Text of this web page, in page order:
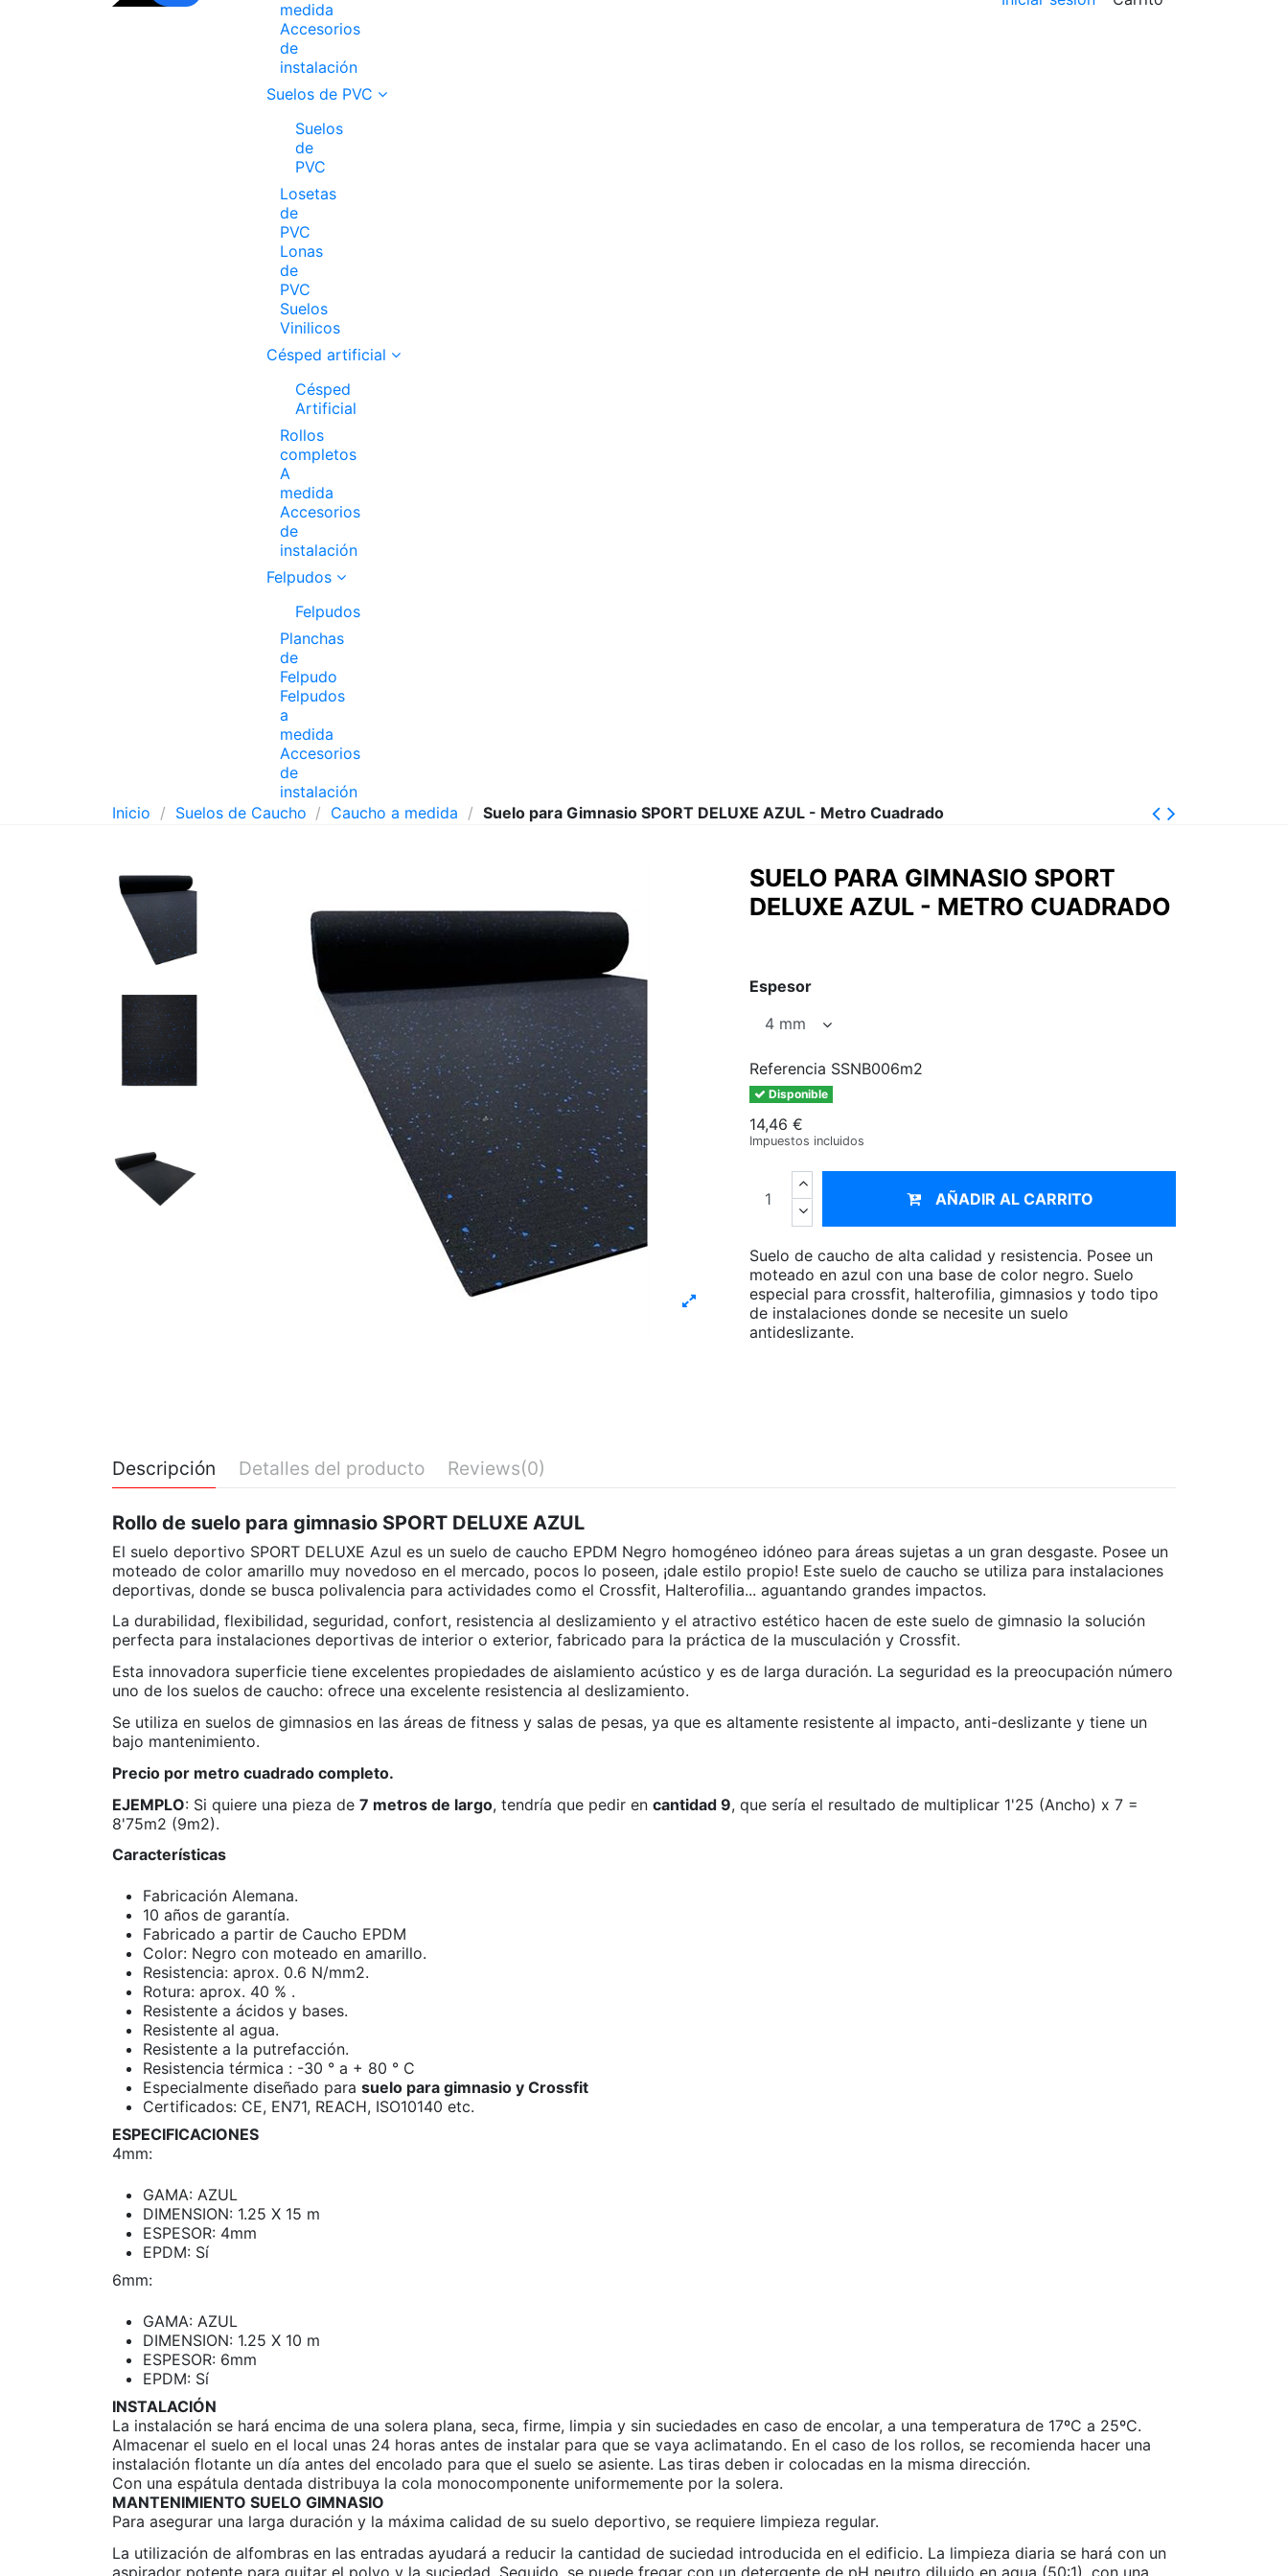
medida
Accesorios
de
instalación
Suelos de PVC
Suelos
de
PVC
Losetas
de
PVC
Lonas
de
PVC
Suelos
Vinilicos
Césped artificial
Césped
Artificial
Rollos
completos
A
medida
Accesorios
de
instalación
Felpudos
Felpudos
Planchas
de
Felpudo
Felpudos
a
medida
Accesorios
de
instalación
Inicio Suelos de Caucho Caucho a medida Suelo para Gimnasio SPORT DELUXE AZUL - Metro Cuadrado
SUELO PARA GIMNASIO SPORT
DELUXE AZUL - METRO CUADRADO
Espesor
Referencia SSNB006m2
Disponible
14,46 €
Impuestos incluidos
AÑADIR AL CARRITO
Suelo de caucho de alta calidad y resistencia. Posee un
moteado en azul con una base de color negro. Suelo
especial para crossfit, halterofilia, gimnasios y todo tipo
de instalaciones donde se necesite un suelo
antideslizante.
Descripción Detalles del producto Reviews(0)
Rollo de suelo para gimnasio SPORT DELUXE AZUL
El suelo deportivo SPORT DELUXE Azul es un suelo de caucho EPDM Negro homogéneo idóneo para áreas sujetas a un gran desgaste. Posee un
moteado de color amarillo muy novedoso en el mercado, pocos lo poseen, ¡dale estilo propio! Este suelo de caucho se utiliza para instalaciones
deportivas, donde se busca polivalencia para actividades como el Crossfit, Halterofilia... aguantando grandes impactos.
La durabilidad, flexibilidad, seguridad, confort, resistencia al deslizamiento y el atractivo estético hacen de este suelo de gimnasio la solución
perfecta para instalaciones deportivas de interior o exterior, fabricado para la práctica de la musculación y Crossfit.
Esta innovadora superficie tiene excelentes propiedades de aislamiento acústico y es de larga duración. La seguridad es la preocupación número
uno de los suelos de caucho: ofrece una excelente resistencia al deslizamiento.
Se utiliza en suelos de gimnasios en las áreas de fitness y salas de pesas, ya que es altamente resistente al impacto, anti-deslizante y tiene un
bajo mantenimiento.
Precio por metro cuadrado completo.
EJEMPLO: Si quiere una pieza de 7 metros de largo, tendría que pedir en cantidad 9, que sería el resultado de multiplicar 1'25 (Ancho) x 7 =
8'75m2 (9m2).
Características
Fabricación Alemana.
10 años de garantía.
Fabricado a partir de Caucho EPDM
Color: Negro con moteado en amarillo.
Resistencia: aprox. 0.6 N/mm2.
Rotura: aprox. 40 % .
Resistente a ácidos y bases.
Resistente al agua.
Resistente a la putrefacción.
Resistencia térmica : -30 ° a + 80 ° C
Especialmente diseñado para suelo para gimnasio y Crossfit
Certificados: CE, EN71, REACH, ISO10140 etc.
ESPECIFICACIONES
4mm:
GAMA: AZUL
DIMENSION: 1.25 X 15 m
ESPESOR: 4mm
EPDM: Sí
6mm:
GAMA: AZUL
DIMENSION: 1.25 X 10 m
ESPESOR: 6mm
EPDM: Sí
INSTALACIÓN
La instalación se hará encima de una solera plana, seca, firme, limpia y sin suciedades en caso de encolar, a una temperatura de 17ºC a 25ºC.
Almacenar el suelo en el local unas 24 horas antes de instalar para que se vaya aclimatando. En el caso de los rollos, se recomienda hacer una
instalación flotante un día antes del encolado para que el suelo se asiente. Las tiras deben ir colocadas en la misma dirección.
Con una espátula dentada distribuya la cola monocomponente uniformemente por la solera.
MANTENIMIENTO SUELO GIMNASIO
Para asegurar una larga duración y la máxima calidad de su suelo deportivo, se requiere limpieza regular.
La utilización de alfombras en las entradas ayudará a reducir la cantidad de suciedad introducida en el edificio. La limpieza diaria se hará con un